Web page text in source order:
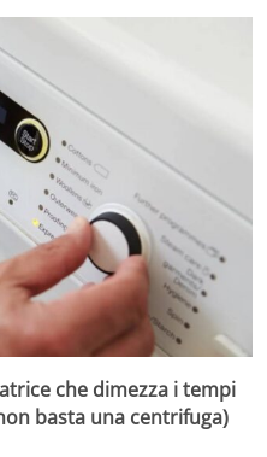
che dimezza i tempi
basta una centrifuga)